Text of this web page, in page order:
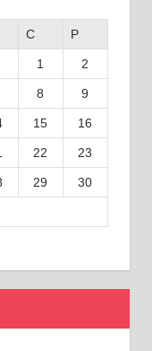
C P
1 2
8 9
15 16
22 23
29 30